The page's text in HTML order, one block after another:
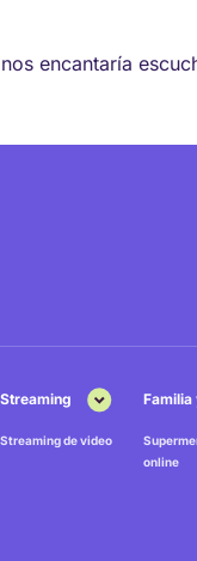
encantaría
Streaming
Streaming de video
Familia
online